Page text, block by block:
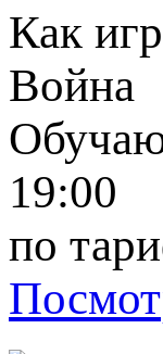
Как
Война
19:00
по